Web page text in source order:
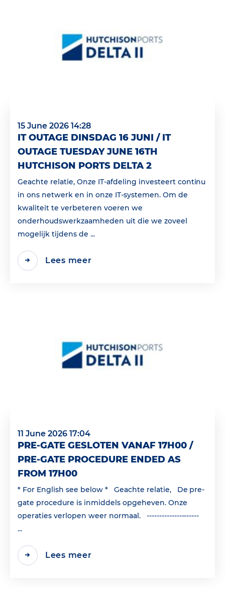
15 June 2026 14:28
IT OUTAGE DINSDAG 16 JUNI / IT
OUTAGE TUESDAY JUNE 16TH
HUTCHISON PORTS DELTA 2
Geachte relatie, Onze IT-afdeling investeert continu
in ons netwerk en in onze IT-systemen. Om de
kwaliteit te verbeteren voeren we
onderhoudswerkzaamheden uit die we zoveel
mogelijk tijdens de ...
Lees meer
11 June 2026 17:04
PRE-GATE GESLOTEN VANAF 17H00 /
PRE-GATE PROCEDURE ENDED AS
FROM 17H00
* For English see below * Geachte relatie, De pre-
gate procedure is inmiddels opgeheven. Onze
operaties verlopen weer normaal. ---------------------
...
Lees meer